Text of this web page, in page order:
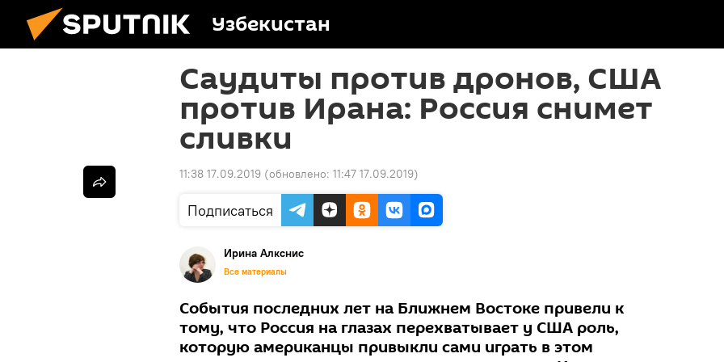
Узбекистан
Саудиты против дронов, США
против Ирана: Россия снимет
сливки
11:38 17.09.2019 (обновлено: 11:47 17.09.2019)
Подписаться
Ирина Алкснис
Все материалы
События последних лет на Ближнем Востоке привели к
тому, что Россия на глазах перехватывает у США роль,
которую американцы привыкли сами играть в этом